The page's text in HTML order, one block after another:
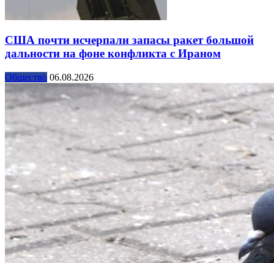
США почти исчерпали запасы ракет большой
дальности на фоне конфликта с Ираном
Общество 06.08.2026